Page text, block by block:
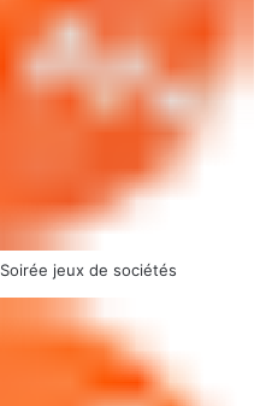
Soirée jeux de sociétés